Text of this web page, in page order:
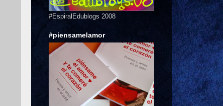
#EspiralEdublogs 2008
#piensamelamor